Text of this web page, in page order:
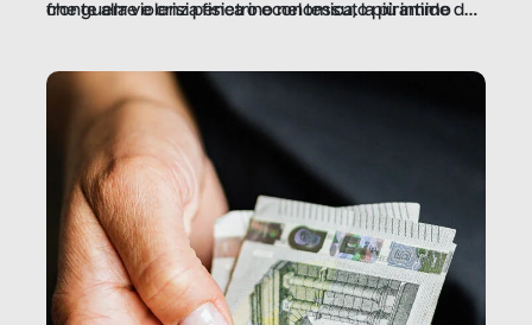
che guerre e crisi penetrino nel tessuto più intimo
fronte alla violenza fisica o economica, la piramide del